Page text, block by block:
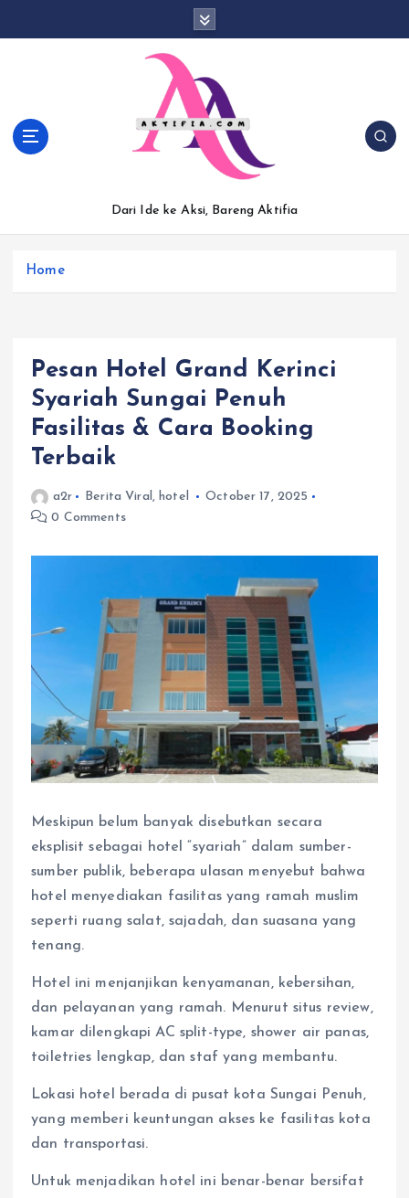
Dari Ide ke Aksi, Bareng Aktifia
Home
Pesan Hotel Grand Kerinci
Syariah Sungai Penuh
Fasilitas & Cara Booking
Terbaik
a2r Berita Viral , hotel
October 17, 2025
0 Comments
Meskipun belum banyak disebutkan secara
eksplisit sebagai hotel “syariah” dalam sumber-
sumber publik, beberapa ulasan menyebut bahwa
hotel menyediakan fasilitas yang ramah muslim
seperti ruang salat, sajadah, dan suasana yang
tenang.
Hotel ini menjanjikan kenyamanan, kebersihan,
dan pelayanan yang ramah. Menurut situs review,
kamar dilengkapi AC split-type, shower air panas,
toiletries lengkap, dan staf yang membantu.
Lokasi hotel berada di pusat kota Sungai Penuh,
yang memberi keuntungan akses ke fasilitas kota
dan transportasi.
Untuk menjadikan hotel ini benar-benar bersifat